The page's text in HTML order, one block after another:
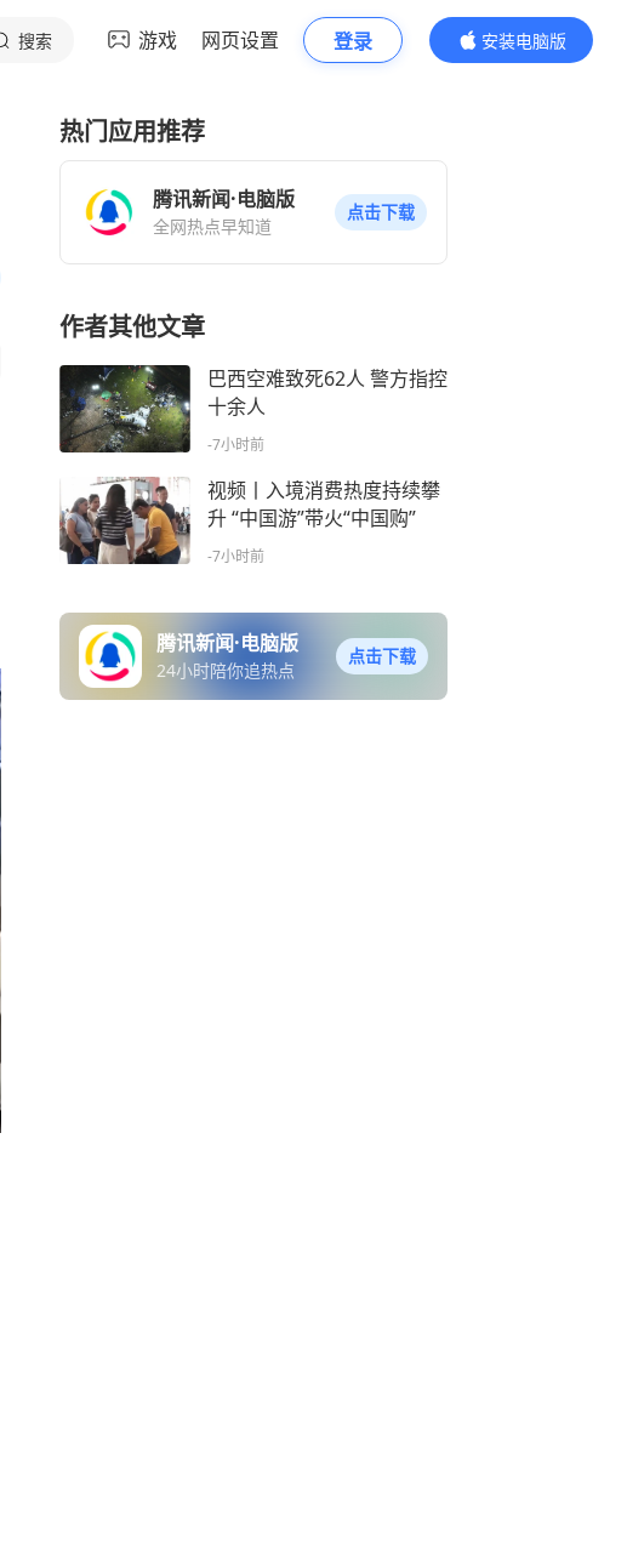
搜索 游戏 网页设置 登录
安装电脑版
内容更精彩
热门应用推荐
腾讯新闻·电脑版
全网热点早知道
点击下载
作者其他文章
巴西空难致死62人 警方指控
十余人
-7小时前
视频丨入境消费热度持续攀
升 “中国游”带火“中国购”
-7小时前
腾讯新闻·电脑版
24小时陪你追热点
点击下载